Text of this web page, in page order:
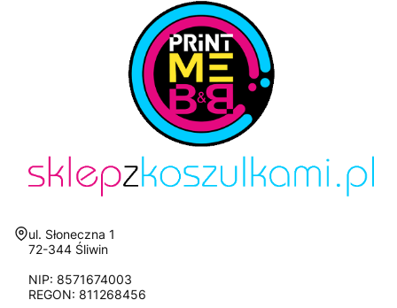
Adres:
ul. Słoneczna 1
72-344 Śliwin
NIP: 8571674003
REGON: 811268456